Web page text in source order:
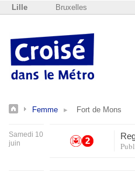
Lille Bruxelles
Femme Fort de Mons
Samedi 10
juin